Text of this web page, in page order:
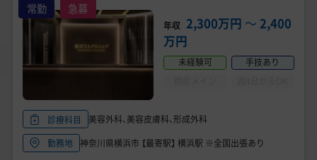
常勤 急募
年収 2,300万円 〜 2,400
万円
未経験可
手技あり
診療科目
美容外科、美容皮膚科、形成外科
勤務地 神奈川県横浜市 【最寄駅】 横浜駅 ※全国出張あり